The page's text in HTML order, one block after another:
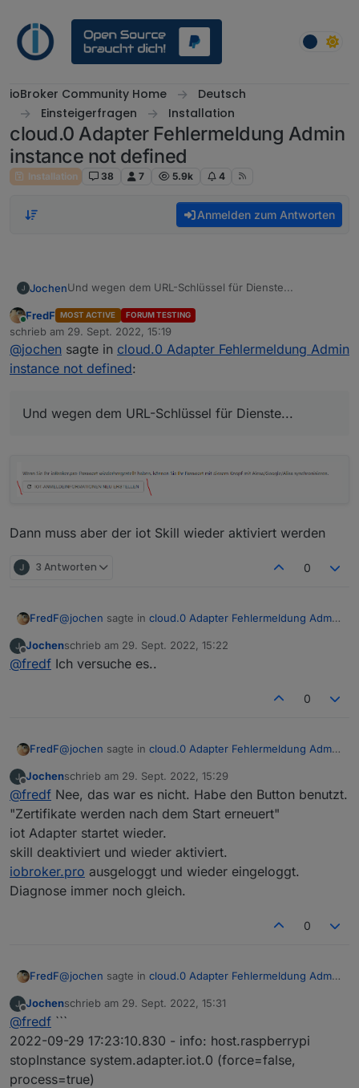
ioBroker Community Home
Deutsch
Einsteigerfragen
Installation
cloud.0 Adapter Fehlermeldung Admin
instance not defined
Installation 38 7 5.9k 4
Anmelden zum Antworten
JochenUnd wegen dem URL-Schlüssel für Dienste...
Die Anmeldedaten sind ok. Wenn ich die "ändere" -
also mit dem Gleichen überschreibe (was soll ich sonst
Oder ist das hier:
Online
FredF MOST ACTIVE FORUM TESTING
schrieb am 29. Sept. 2022, 15:19
zuletzt editiert von
@jochen sagte in cloud.0 Adapter Fehlermeldung Admin
instance not defined:
Und wegen dem URL-Schlüssel für Dienste...
Dann muss aber der iot Skill wieder aktiviert werden
3 Antworten 0
FredF@jochen sagte in cloud.0 Adapter Fehlermeldung Admin
Und wegen dem URL-Schlüssel für Dienste...
Dann muss aber der iot Skill wieder aktiviert werden
Offline
Jochenschrieb am 29. Sept. 2022, 15:22
zuletzt editiert von
@fredf Ich versuche es..
0
FredF@jochen sagte in cloud.0 Adapter Fehlermeldung Admin
Und wegen dem URL-Schlüssel für Dienste...
Dann muss aber der iot Skill wieder aktiviert werden
Offline
Jochenschrieb am 29. Sept. 2022, 15:29
zuletzt editiert von
@fredf Nee, das war es nicht. Habe den Button benutzt.
"Zertifikate werden nach dem Start erneuert"
iot Adapter startet wieder.
skill deaktiviert und wieder aktiviert.
iobroker.pro ausgeloggt und wieder eingeloggt.
Diagnose immer noch gleich.
0
FredF@jochen sagte in cloud.0 Adapter Fehlermeldung Admin
Offline
Jochenschrieb am 29. Sept. 2022, 15:31
zuletzt editiert von
@fredf ```
2022-09-29 17:23:10.830 - info: host.raspberrypi
stopInstance system.adapter.iot.0 (force=false,
process=true)